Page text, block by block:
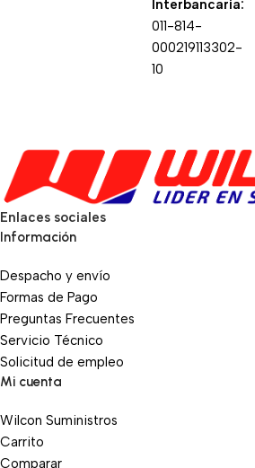
Interbancaria:
011-814-
000219113302-
10
Enlaces sociales
Información
Despacho y envío
Formas de Pago
Preguntas Frecuentes
Servicio Técnico
Solicitud de empleo
Mi cuenta
Wilcon Suministros
Carrito
Comparar